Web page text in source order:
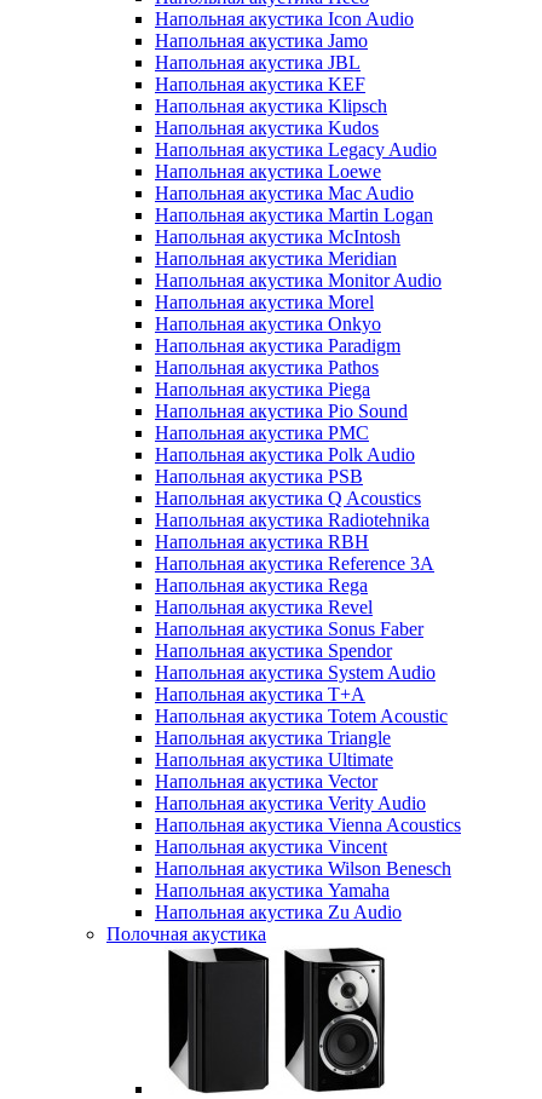
Напольная акустика Icon Audio
Напольная акустика Jamo
Напольная акустика JBL
Напольная акустика KEF
Напольная акустика Klipsch
Напольная акустика Kudos
Напольная акустика Legacy Audio
Напольная акустика Loewe
Напольная акустика Mac Audio
Напольная акустика Martin Logan
Напольная акустика McIntosh
Напольная акустика Meridian
Напольная акустика Monitor Audio
Напольная акустика Morel
Напольная акустика Onkyo
Напольная акустика Paradigm
Напольная акустика Pathos
Напольная акустика Piega
Напольная акустика Pio Sound
Напольная акустика PMC
Напольная акустика Polk Audio
Напольная акустика PSB
Напольная акустика Q Acoustics
Напольная акустика Radiotehnika
Напольная акустика RBH
Напольная акустика Reference 3A
Напольная акустика Rega
Напольная акустика Revel
Напольная акустика Sonus Faber
Напольная акустика Spendor
Напольная акустика System Audio
Напольная акустика T+A
Напольная акустика Totem Acoustic
Напольная акустика Triangle
Напольная акустика Ultimate
Напольная акустика Vector
Напольная акустика Verity Audio
Напольная акустика Vienna Acoustics
Напольная акустика Vincent
Напольная акустика Wilson Benesch
Напольная акустика Yamaha
Напольная акустика Zu Audio
Полочная акустика